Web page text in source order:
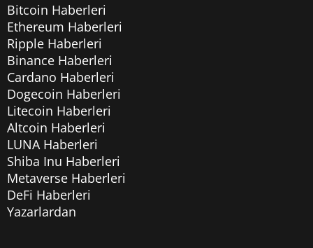
Bitcoin Haberleri
Ethereum Haberleri
Ripple Haberleri
Binance Haberleri
Cardano Haberleri
Dogecoin Haberleri
Litecoin Haberleri
Altcoin Haberleri
LUNA Haberleri
Shiba Inu Haberleri
Metaverse Haberleri
DeFi Haberleri
Yazarlardan